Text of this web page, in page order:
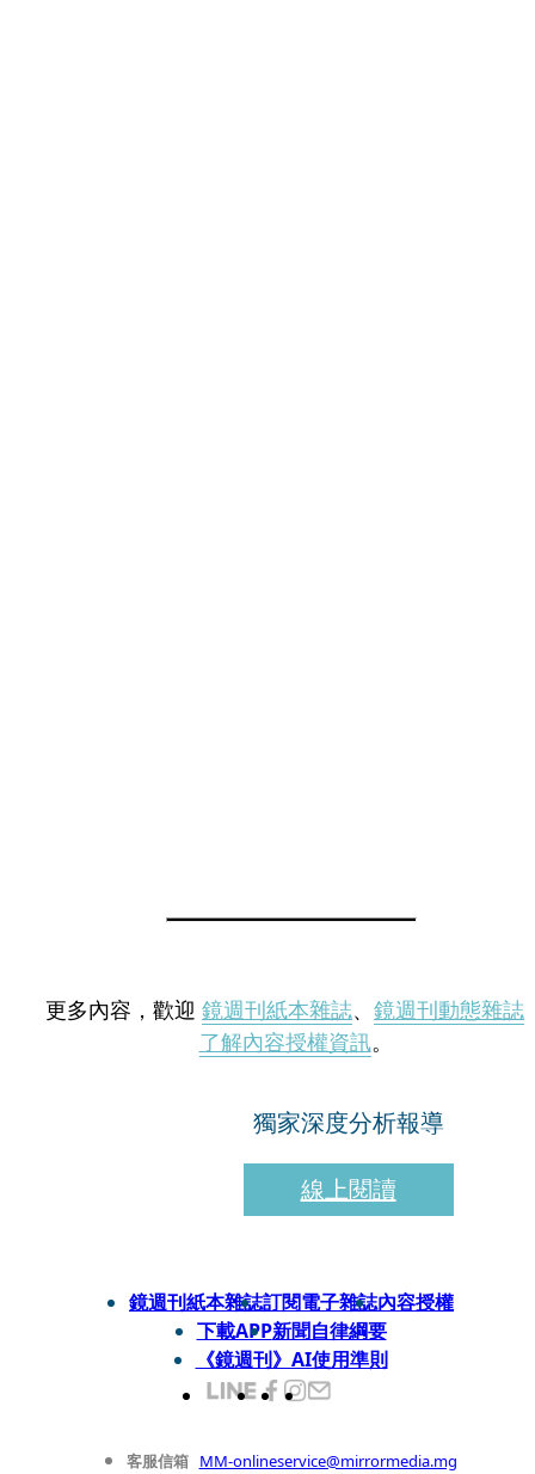
更多內容，歡迎 鏡週刊紙本雜誌、 鏡週刊動態雜誌
了解內容授權資訊。
獨家深度分析報導
線上閱讀
鏡週刊紙本雜誌訂閱電子雜誌內容授權
下載APP新聞自律綱要
《鏡週刊》AI使用準則
客服信箱 MM-onlineservice@mirrormedia.mg